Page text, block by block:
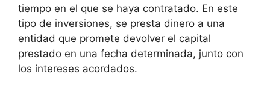
tiempo en el que se haya contratado. En este
tipo de inversiones, se presta dinero a una
entidad que promete devolver el capital
prestado en una fecha determinada, junto con
los intereses acordados.